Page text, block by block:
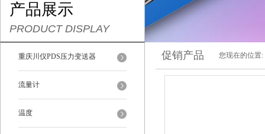
产品展示
PRODUCT DISPLAY
重庆川仪PDS压力变送器
流量计
温度
促销产品 您现在的位置: